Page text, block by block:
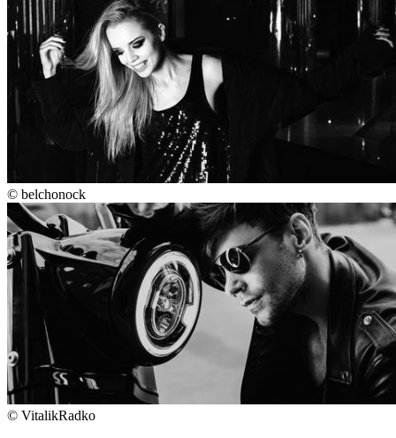
© belchonock
© VitalikRadko